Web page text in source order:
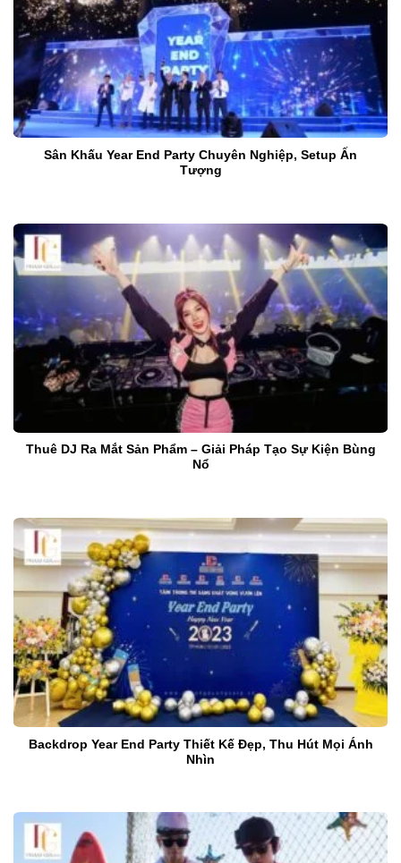
Sân Khấu Year End Party Chuyên Nghiệp, Setup Ấn
Tượng
Thuê DJ Ra Mắt Sản Phẩm – Giải Pháp Tạo Sự Kiện Bùng
Nổ
Backdrop Year End Party Thiết Kế Đẹp, Thu Hút Mọi Ánh
Nhìn